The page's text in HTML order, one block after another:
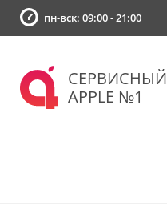
пн-вск: 09:00 - 21:00
APPLE №1